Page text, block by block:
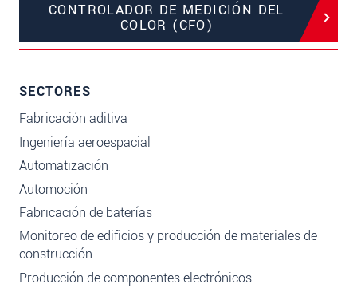
CONTROLADOR DE MEDICIÓN DEL
COLOR (CFO)
SECTORES
Fabricación aditiva
Ingeniería aeroespacial
Automatización
Automoción
Fabricación de baterías
Monitoreo de edificios y producción de materiales de
construcción
Producción de componentes electrónicos